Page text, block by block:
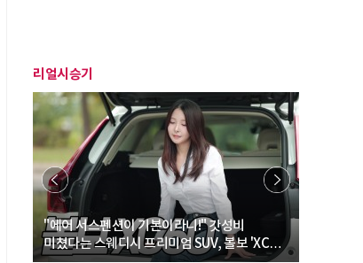
리얼시승기
"에어 서스펜션이 기본이라니!" 갓성비
미쳤다는 스웨디시 프리미엄 SUV, 볼보 'XC60